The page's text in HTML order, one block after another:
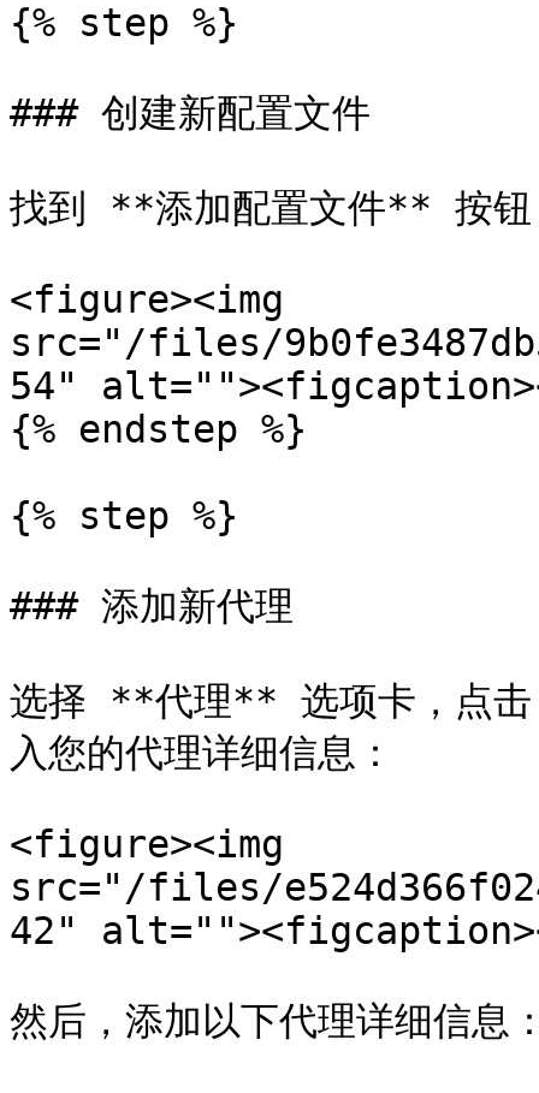
{% step %}
### 创建新配置文件
找到 **添加配置文件** 按钮
<figure><img
src="/files/
54"
{% endstep %}
{% step %}
### 添加新代理
选择 **代理** 选项卡，点
入您的代理详细信息：
<figure><img
src="/files/
42"
然后，添加以下代理详细信息